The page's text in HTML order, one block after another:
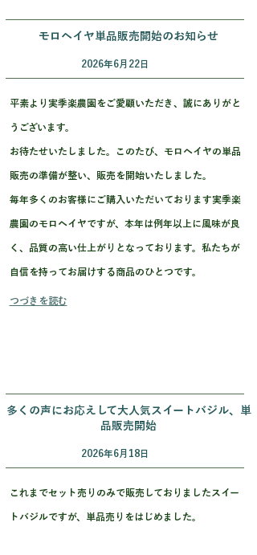
モロヘイヤ単品販売開始のお知らせ
2026年6月22日
平素より実季楽農園をご愛顧いただき、誠にありがと
うございます。
お待たせいたしました。このたび、モロヘイヤの単品
販売の準備が整い、販売を開始いたしました。
毎年多くのお客様にご購入いただいております実季楽
農園のモロヘイヤですが、本年は例年以上に風味が良
く、品質の高い仕上がりとなっております。私たちが
自信を持ってお届けする商品のひとつです。
つづきを読む
多くの声にお応えして大人気スイートバジル、単
品販売開始
2026年6月18日
これまでセット売りのみで販売しておりましたスイー
トバジルですが、単品売りをはじめました。